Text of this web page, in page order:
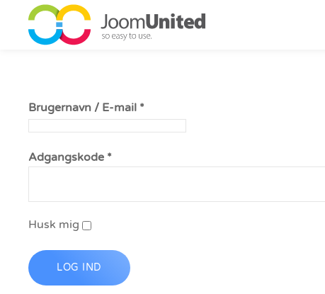
Gå til hovedindhold
Brugernavn / E-mail *
Adgangskode *
Husk mig
LOG IND